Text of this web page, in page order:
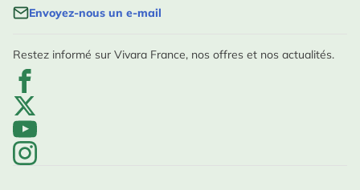
Envoyez-nous un e-mail
Restez informé sur Vivara France, nos offres et nos actualités.